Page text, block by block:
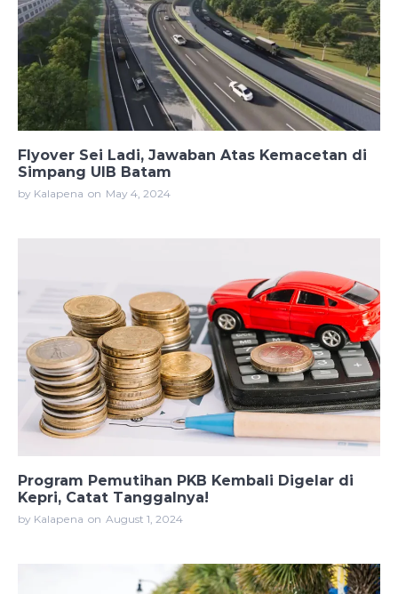
Flyover Sei Ladi, Jawaban Atas Kemacetan di
Simpang UIB Batam
by Kalapena on May 4, 2024
Program Pemutihan PKB Kembali Digelar di
Kepri, Catat Tanggalnya!
by Kalapena on August 1, 2024